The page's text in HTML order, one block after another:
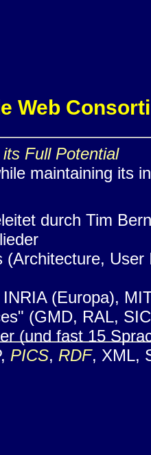
Web
Full Potential
maintaining its
durch Tim
(Architecture,
(Europa),
(GMD, RAL,
(und fast 15
PICS, RDF, XML,